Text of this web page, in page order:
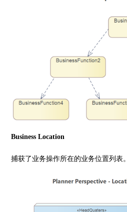
Business Location
捕获了业务操作所在的业务位置列表。